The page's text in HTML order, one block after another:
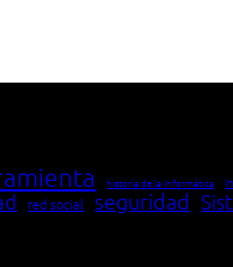
historia de la Informática
red social seguridad